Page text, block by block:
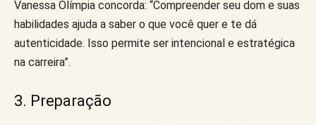
Vanessa Olímpia concorda: “Compreender seu dom e suas
habilidades ajuda a saber o que você quer e te dá
autenticidade. Isso permite ser intencional e estratégica
na carreira”.
3. Preparação